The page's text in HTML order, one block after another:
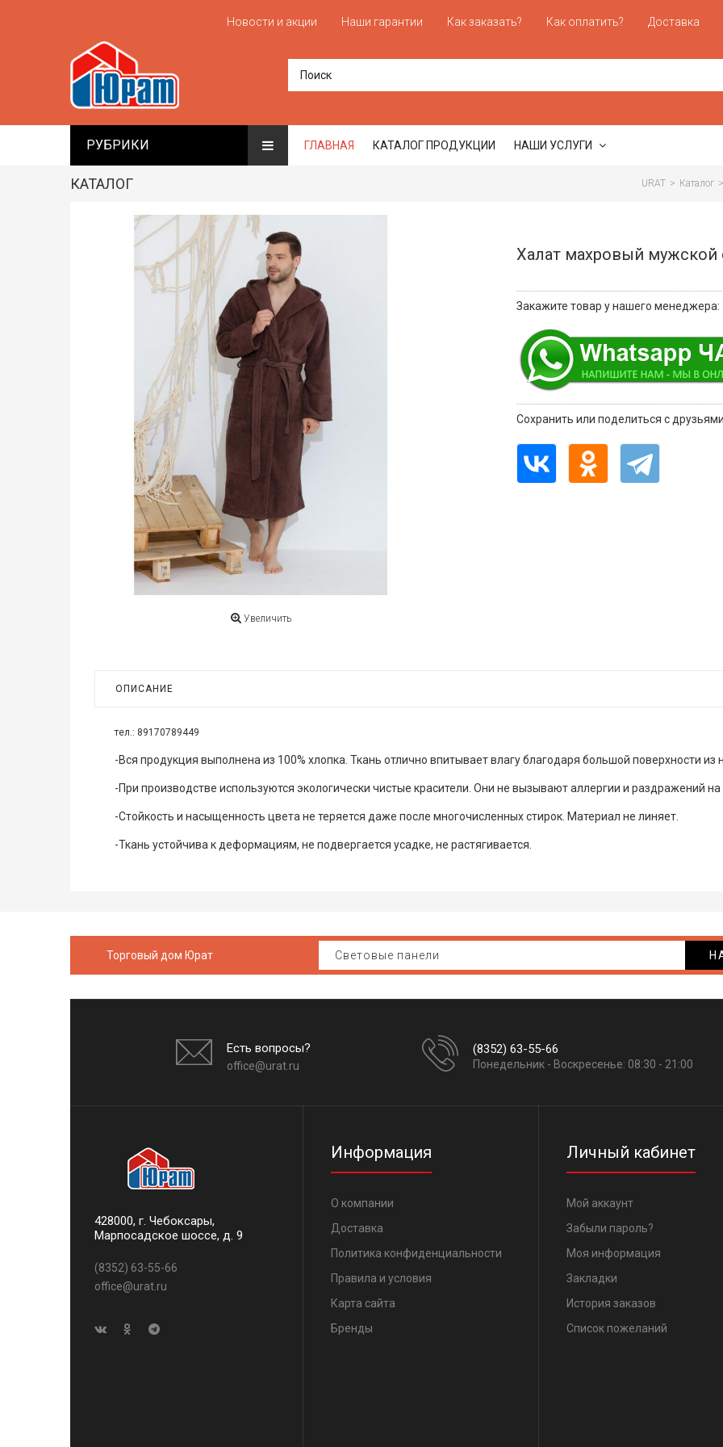
Новости и акции Наши гарантии Как заказать? Как оплатить? Доставка
РУБРИКИ ГЛАВНАЯ КАТАЛОГ ПРОДУКЦИИ НАШИ УСЛУГИ
КАТАЛОГ URAT > Каталог >
Увеличить
Халат махровый
Закажите товар у нашего менеджера:
Сохранить или поделиться с
ОПИСАНИЕ
тел.: 89170789449
-Вся продукция выполнена из 100% хлопка. Ткань отлично впитывает влагу благодаря большой поверхности из
-При производстве используются экологически чистые красители. Они не вызывают аллергии и раздражений
-Стойкость и насыщенность цвета не теряется даже после многочисленных стирок. Материал не линяет.
-Ткань устойчива к деформациям, не подвергается усадке, не растягивается.
Торговый дом Юрат
Есть вопросы?
office@urat.ru
(8352) 63-55-66
Понедельник - Воскресенье: 08:30 - 21:00
428000, г. Чебоксары,
Марпосадское шоссе, д. 9
(8352) 63-55-66
office@urat.ru
Информация
О компании
Доставка
Политика конфиденциальности
Правила и условия
Карта сайта
Бренды
Личный кабинет
Мой аккаунт
Забыли пароль?
Моя информация
Закладки
История заказов
Список пожеланий